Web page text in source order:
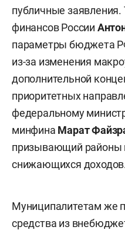
публичные
финансов России
параметры бюджета
из-за изменения
дополнительной
приоритетных
федеральному
минфина Марат
призывающий районы
снижающихся
Муниципалитетам же
средства из